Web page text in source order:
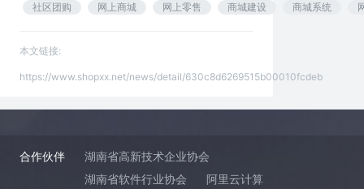
社区团购
网上商城 网上零售 商城建设 商城系统
本文链接:
https://www.shopxx.net/news/detail/630c8d6269515b00010fcdeb
合作伙伴
湖南省高新技术企业协会
湖南省软件行业协会
阿里云计算